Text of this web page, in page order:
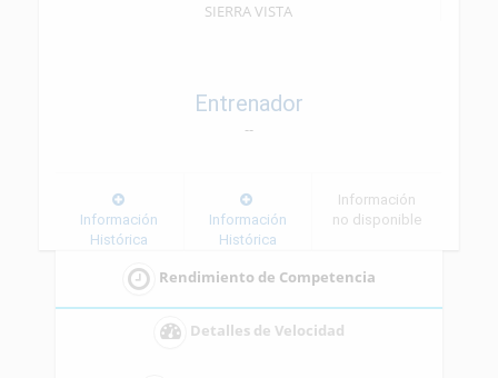
SIERRA VISTA
Entrenador
--
Información
Histórica
Información
Histórica
Información
no disponible
Rendimiento de Competencia
Detalles de Velocidad